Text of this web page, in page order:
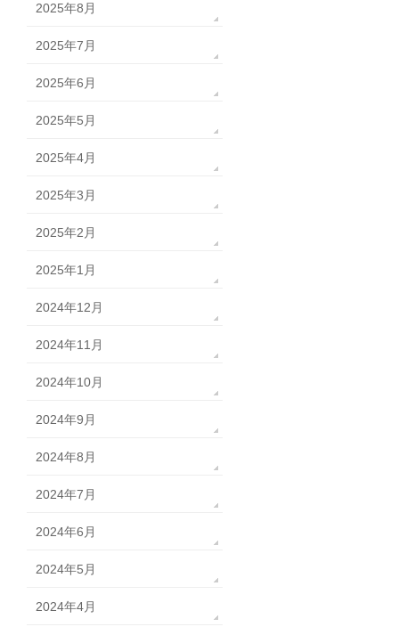
2025年8月
2025年7月
2025年6月
2025年5月
2025年4月
2025年3月
2025年2月
2025年1月
2024年12月
2024年11月
2024年10月
2024年9月
2024年8月
2024年7月
2024年6月
2024年5月
2024年4月